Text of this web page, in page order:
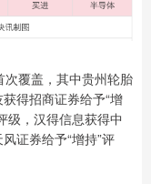
覆盖，其中贵州轮胎
得招商证券给予“增
级，汉得信息获得中
证券给予“增持”评